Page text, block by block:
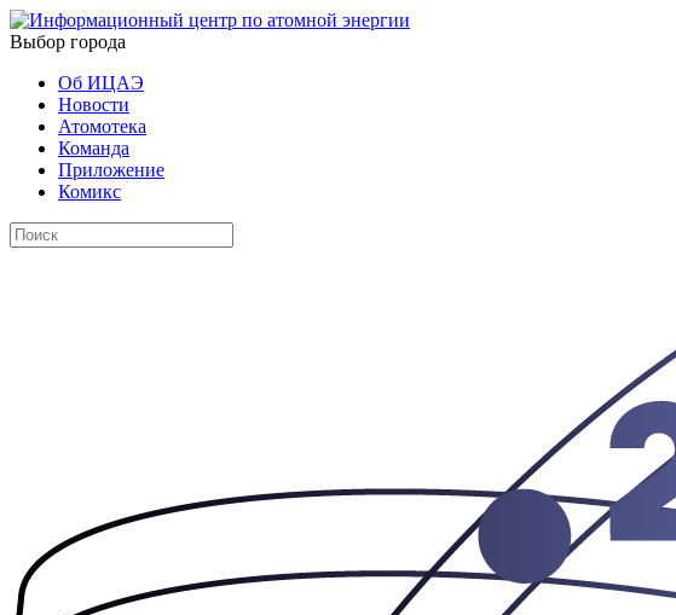
Выбор города
Об ИЦАЭ
Новости
Атомотека
Команда
Приложение
Комикс